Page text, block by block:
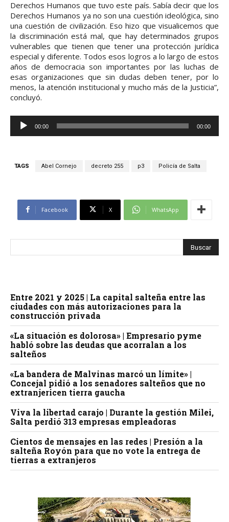
Derechos Humanos que tuvo este país. Sabía decir que los
Derechos Humanos ya no son una cuestión ideológica, sino
una cuestión de civilización. Eso hizo que visualicemos que
la discriminación está mal, que hay determinados grupos
vulnerables que tienen que tener una protección jurídica
especial y diferente. Todos esos logros a lo largo de estos
años de democracia son importantes por las luchas de
esas organizaciones que sin dudas deben tener, por lo
menos, la atención institucional y mucho más de la Justicia”,
concluyó.
e
o
r
a
u
d
i
o
00:00 00:00
TAGS Abel Cornejo decreto 255 p3 Policía de Salta
Facebook X WhatsApp
Entre 2021 y 2025 | La capital salteña entre las
ciudades con más autorizaciones para la
construcción privada
«La situación es dolorosa» | Empresario pyme
habló sobre las deudas que acorralan a los
salteños
«La bandera de Malvinas marcó un límite» |
Concejal pidió a los senadores salteños que no
extranjericen tierra gaucha
Viva la libertad carajo | Durante la gestión Milei,
Salta perdió 313 empresas empleadoras
Cientos de mensajes en las redes | Presión a la
salteña Royón para que no vote la entrega de
tierras a extranjeros